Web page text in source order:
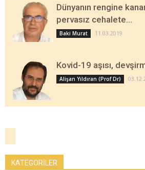
Dünyanın rengine
pervasız cehalete…
Baki Murat 11.03.2019
Kovid-19 aşısı,
Alişan Yıldıran (Prof Dr)
KATEGORİLER